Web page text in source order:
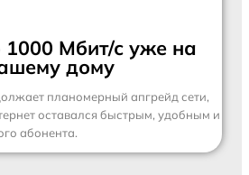
1000 Мбит/с уже на
дому
планомерный апгрейд сети,
оставался быстрым, удобным и
абонента.